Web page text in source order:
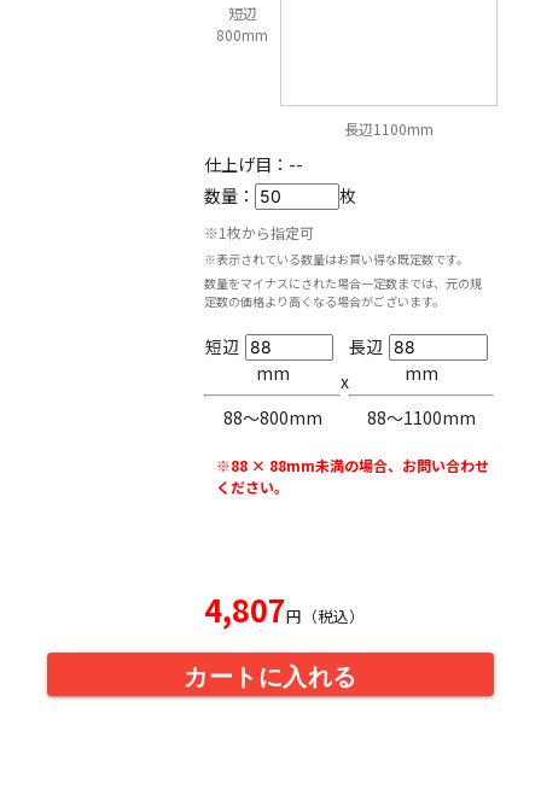
短辺
800mm
長辺1100mm
仕上げ目： --
数量：
枚
※1枚から指定可
※表示されている数量はお買い得な既定数です。
数量をマイナスにされた場合一定数までは、元の規
定数の価格より高くなる場合がございます。
短辺
mm
88〜800mm
x
長辺
mm
88〜1100mm
※88 × 88mm未満の場合、お問い合わせ
ください。
4,807円（税込）
カートに入れる